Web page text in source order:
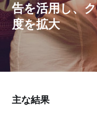
告を活用し、
度を拡大
主な結果